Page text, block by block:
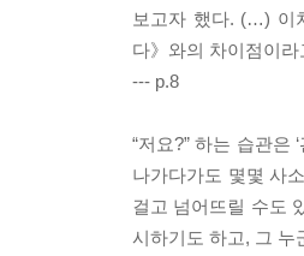
보고자 했다. (…) 이
다》와의 차이점이
--- p.8
“저요?” 하는 습관은
나가다가도 몇몇 사
걸고 넘어뜨릴 수도
시하기도 하고, 그 누